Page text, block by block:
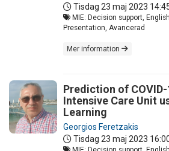
Tisdag 23 maj 2023
MIE: Decision support,
Presentation, Avancerad
Mer information
Prediction of
Intensive Care Unit
Learning
Georgios Feretzakis
Tisdag 23 maj 2023